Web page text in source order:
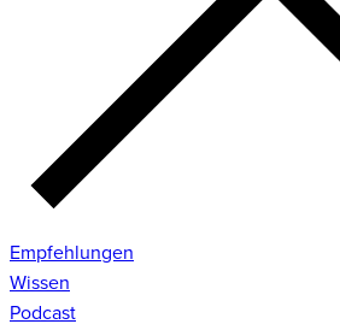
Empfehlungen
Wissen
Podcast